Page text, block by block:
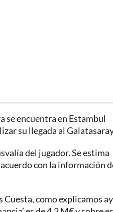
se encuentra en Estambul
su llegada al
del jugador. Se estima
con la información
Cuesta, como explicamos